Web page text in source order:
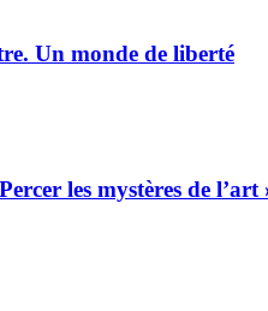
Un monde de liberté
les mystères de